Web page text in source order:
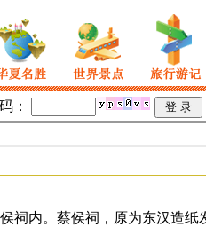
：
祠内。蔡侯祠，原为东汉造纸